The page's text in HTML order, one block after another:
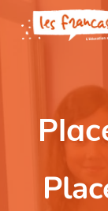
Panneau de
main